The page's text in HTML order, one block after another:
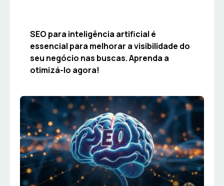
SEO para inteligência artificial é
essencial para melhorar a visibilidade do
seu negócio nas buscas. Aprenda a
otimizá-lo agora!